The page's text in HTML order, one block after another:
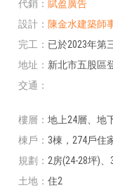
代銷
賦盈廣告
設計
陳金水建築師
完工
已於2023年第
地址
新北市五股區
交通
樓層
地上24層、地
棟戶
3棟，274戶住
規劃
2房(24-28坪)
土地
住2